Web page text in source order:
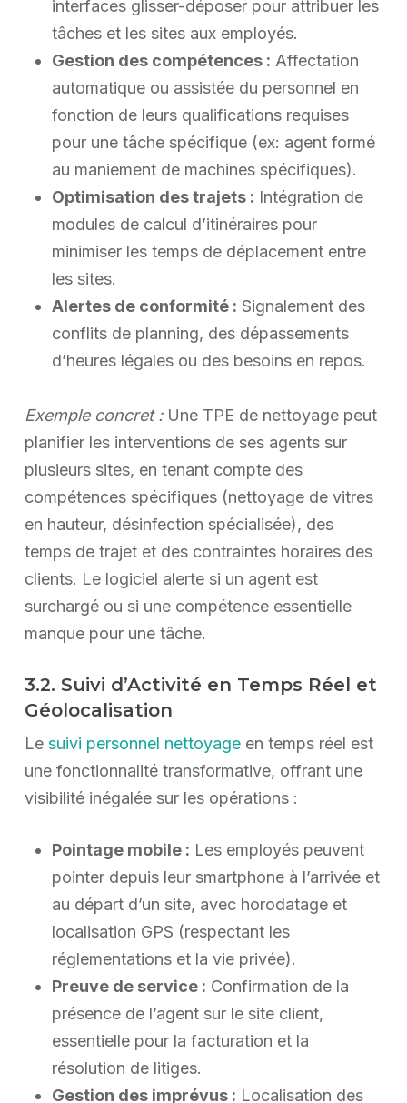
interfaces glisser-déposer pour attribuer les
tâches et les sites aux employés.
Gestion des compétences : Affectation
automatique ou assistée du personnel en
fonction de leurs qualifications requises
pour une tâche spécifique (ex: agent formé
au maniement de machines spécifiques).
Optimisation des trajets : Intégration de
modules de calcul d’itinéraires pour
minimiser les temps de déplacement entre
les sites.
Alertes de conformité : Signalement des
conflits de planning, des dépassements
d’heures légales ou des besoins en repos.
Exemple concret :Une TPE de nettoyage peut
planifier les interventions de ses agents sur
plusieurs sites, en tenant compte des
compétences spécifiques (nettoyage de vitres
en hauteur, désinfection spécialisée), des
temps de trajet et des contraintes horaires des
clients. Le logiciel alerte si un agent est
surchargé ou si une compétence essentielle
manque pour une tâche.
3.2. Suivi d’Activité en Temps Réel et
Géolocalisation
Le suivi personnel nettoyageen temps réel est
une fonctionnalité transformative, offrant une
visibilité inégalée sur les opérations :
Pointage mobile : Les employés peuvent
pointer depuis leur smartphone à l’arrivée et
au départ d’un site, avec horodatage et
localisation GPS (respectant les
réglementations et la vie privée).
Preuve de service : Confirmation de la
présence de l’agent sur le site client,
essentielle pour la facturation et la
résolution de litiges.
Gestion des imprévus : Localisation des